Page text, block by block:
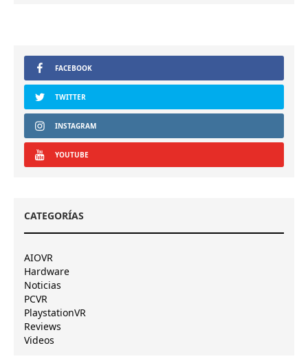
FACEBOOK
TWITTER
INSTAGRAM
YOUTUBE
CATEGORÍAS
AIOVR
Hardware
Noticias
PCVR
PlaystationVR
Reviews
Videos